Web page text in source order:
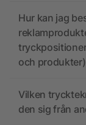
Hur kan jag
och
Vilken
den sig från